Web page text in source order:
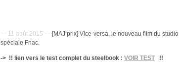
— 11 août 2015 — [MAJ prix] Vice-versa, le nouveau film du studio
spéciale Fnac.
-> !! lien vers le test complet du steelbook : VOIR TEST !!